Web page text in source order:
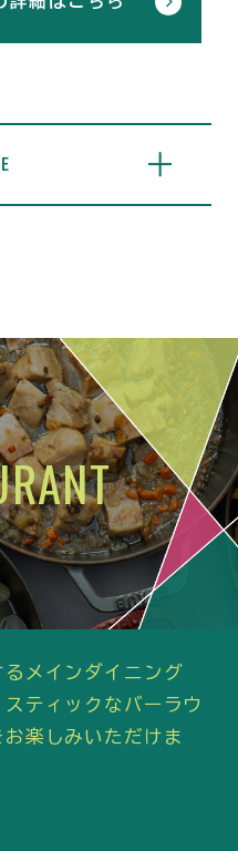
メインダイニング
スティックなバーラウ
楽しみいただけま